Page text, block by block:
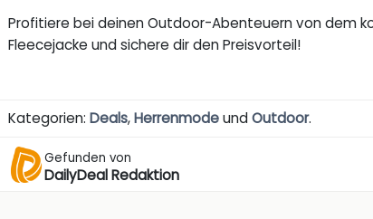
Profitiere bei deinen Outdoor-Abenteuern von dem
Fleecejacke und sichere dir den Preisvorteil!
Kategorien:Deals,HerrenmodeundOutdoor.
Gefunden von
DailyDeal Redaktion